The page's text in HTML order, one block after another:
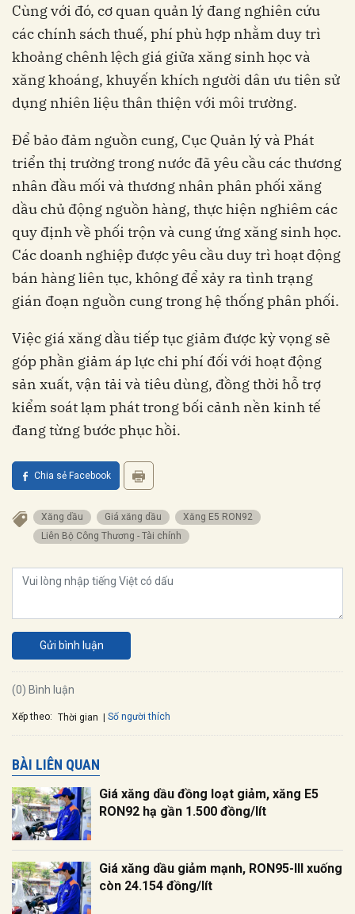
Cùng với đó, cơ quan quản lý đang nghiên cứu
các chính sách thuế, phí phù hợp nhằm duy trì
khoảng chênh lệch giá giữa xăng sinh học và
xăng khoáng, khuyến khích người dân ưu tiên sử
dụng nhiên liệu thân thiện với môi trường.
Để bảo đảm nguồn cung, Cục Quản lý và Phát
triển thị trường trong nước đã yêu cầu các thương
nhân đầu mối và thương nhân phân phối xăng
dầu chủ động nguồn hàng, thực hiện nghiêm các
quy định về phối trộn và cung ứng xăng sinh học.
Các doanh nghiệp được yêu cầu duy trì hoạt động
bán hàng liên tục, không để xảy ra tình trạng
gián đoạn nguồn cung trong hệ thống phân phối.
Việc giá xăng dầu tiếp tục giảm được kỳ vọng sẽ
góp phần giảm áp lực chi phí đối với hoạt động
sản xuất, vận tải và tiêu dùng, đồng thời hỗ trợ
kiểm soát lạm phát trong bối cảnh nền kinh tế
đang từng bước phục hồi.
Chia sẻ Facebook
Xăng dầu Giá xăng dầu
Xăng E5 RON92
Liên Bộ Công Thương - Tài chính
Gửi bình luận
(0) Bình luận
Xếp theo: Thời gian Số người thích
BÀI LIÊN QUAN
Giá xăng dầu đồng loạt giảm, xăng E5
RON92 hạ gần 1.500 đồng/lít
Giá xăng dầu giảm mạnh, RON95-III xuống
còn 24.154 đồng/lít